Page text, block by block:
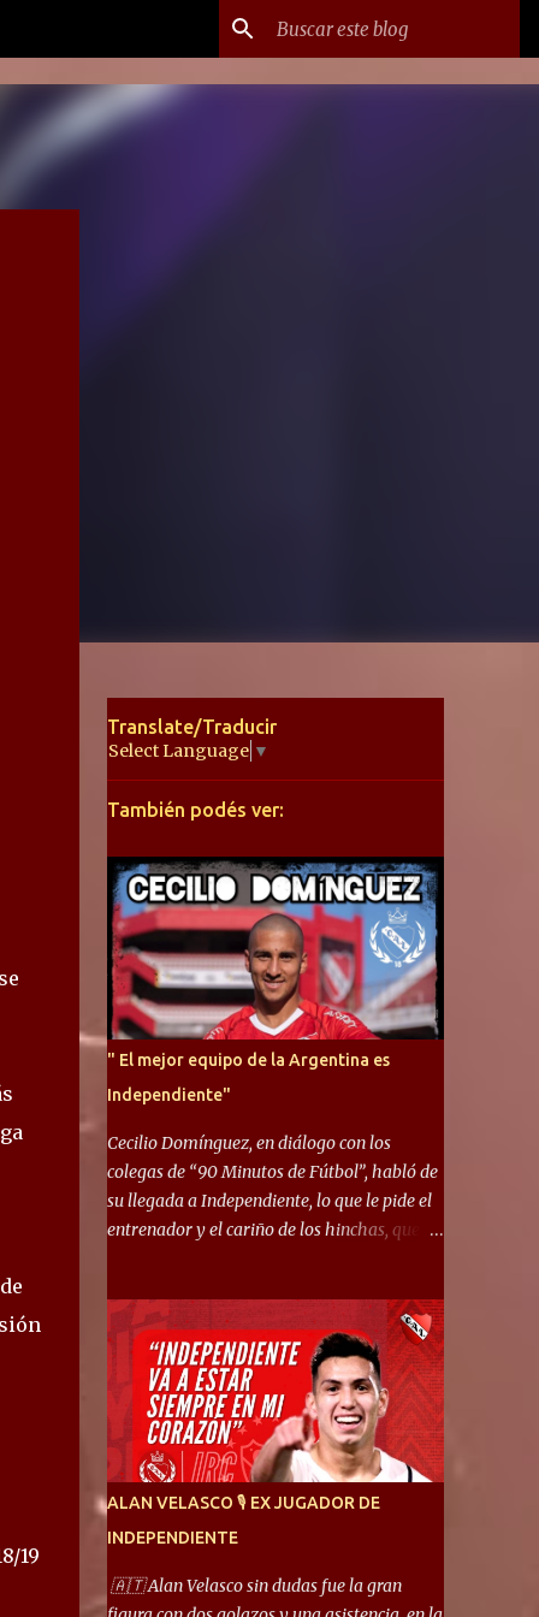
19
Translate/Traducir
Select Language ▼
También podés ver:
" El mejor equipo de la Argentina es
Independiente"
Cecilio Domínguez, en diálogo con los
colegas de “90 Minutos de Fútbol”, habló de
su llegada a Independiente, lo que le pide el
entrenador y el cariño de los hinchas, que se
ayuda a que me adapte rápidamente, soy un
hombre alegre y abierto. Creo que lo estoy
haciendo muy bien. Cuando llegué, llegué a
un Independiente que juega muy dinámico y
me gusta mucho. Me favorece por la forma
de jugar mía y eso también ayudó a que me
adapte”. “Me siento mejor por izquierda,
pero me gusta mucho jugar de 9, y juego sin
problemas por derecha también. Jugar de 9
y de extremo por izquierda es diferente. A mi
me gusta jugar por fuera, porque tengo mas
ALAN VELASCO 🎙 EX JUGADOR DE
INDEPENDIENTE
🇦🇹 Alan Velasco sin dudas fue la gran